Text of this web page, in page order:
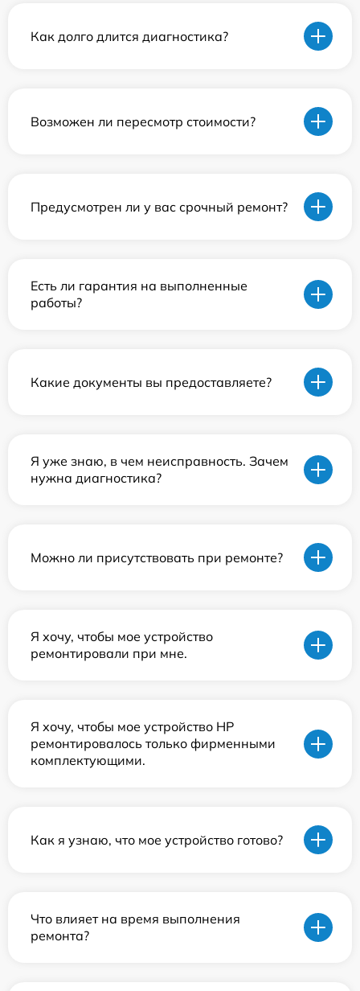
Как долго длится диагностика?
Возможен ли пересмотр стоимости?
Предусмотрен ли у вас срочный ремонт?
Есть ли гарантия на выполненные
работы?
Какие документы вы предоставляете?
Я уже знаю, в чем неисправность. Зачем
нужна диагностика?
Можно ли присутствовать при ремонте?
Я хочу, чтобы мое устройство
ремонтировали при мне.
Я хочу, чтобы мое устройство HP
ремонтировалось только фирменными
комплектующими.
Как я узнаю, что мое устройство готово?
Что влияет на время выполнения
ремонта?